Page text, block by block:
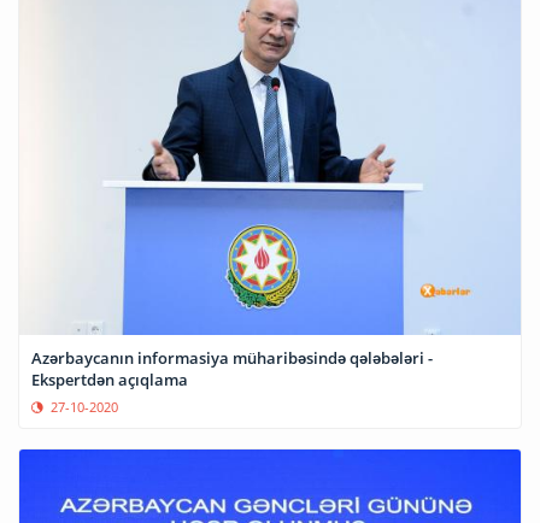
Azərbaycanın informasiya müharibəsində qələbələri -
Ekspertdən açıqlama
27-10-2020